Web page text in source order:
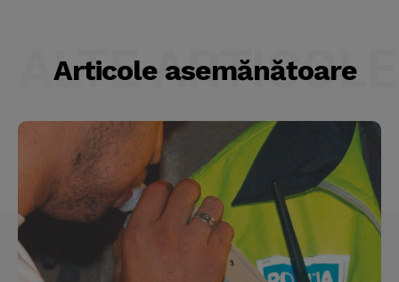
Articole asemănătoare
ALTE ARTICOLE